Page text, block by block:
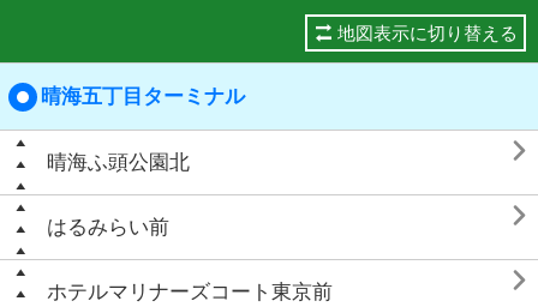
地図表示に切り替える
晴海五丁目ターミナル
晴海ふ頭公園北 
はるみらい前 
ホテルマリナーズコート東京前 